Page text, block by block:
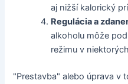
aj nižší kalorický
Regulácia a
alkoholu môže
režimu v
"Prestavba" alebo úprava v